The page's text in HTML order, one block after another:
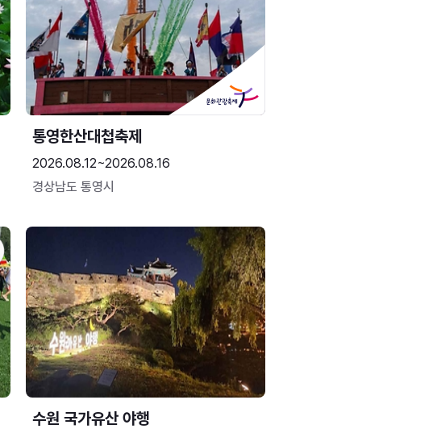
통영한산대첩축제
2026.08.12~2026.08.16
경상남도 통영시
수원 국가유산 야행